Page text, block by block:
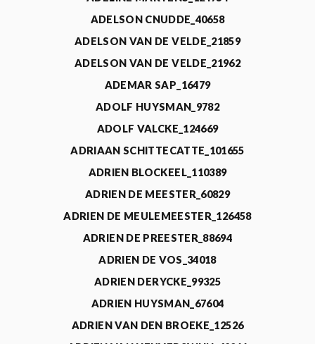
ADELSON CNUDDE_40658
ADELSON VAN DE VELDE_21859
ADELSON VAN DE VELDE_21962
ADEMAR SAP_16479
ADOLF HUYSMAN_9782
ADOLF VALCKE_124669
ADRIAAN SCHITTECATTE_101655
ADRIEN BLOCKEEL_110389
ADRIEN DE MEESTER_60829
ADRIEN DE MEULEMEESTER_126458
ADRIEN DE PREESTER_88694
ADRIEN DE VOS_34018
ADRIEN DERYCKE_99325
ADRIEN HUYSMAN_67604
ADRIEN VAN DEN BROEKE_12526